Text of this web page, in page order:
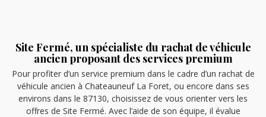
Site Fermé, un spécialiste du rachat de véhicule
ancien proposant des services premium
Pour profiter d’un service premium dans le cadre d’un rachat de
véhicule ancien à Chateauneuf La Foret, ou encore dans ses
environs dans le 87130, choisissez de vous orienter vers les
offres de Site Fermé. Avec l’aide de son équipe, il évalue